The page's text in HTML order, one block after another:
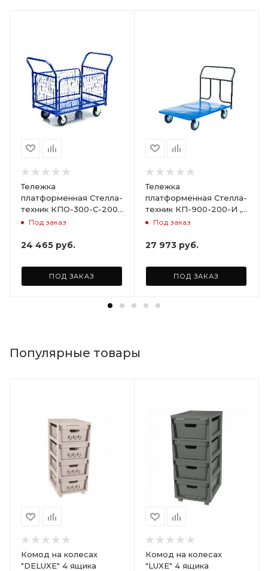
Тележка
платформенная Стелла-
техник КПО-300-С-200-
И , с бортами,
Под заказ
24 465 руб.
ПОД ЗАКАЗ
Тележка
платформенная Стелла-
техник КП-900-200-И ,
800х1500мм
Под заказ
27 973 руб.
ПОД ЗАКАЗ
Популярные товары
Комод на колесах
"DELUXE" 4 ящика
Комод на колесах
"LUXE" 4 ящика